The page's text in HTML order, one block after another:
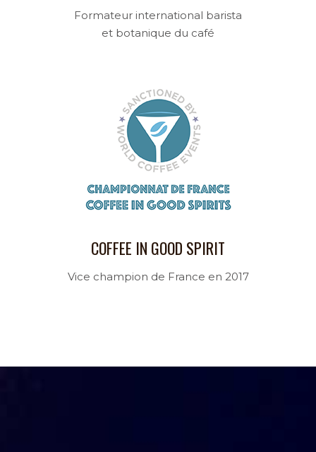
Formateur international barista
et botanique du café
COFFEE IN GOOD SPIRIT
Vice champion de France en 2017